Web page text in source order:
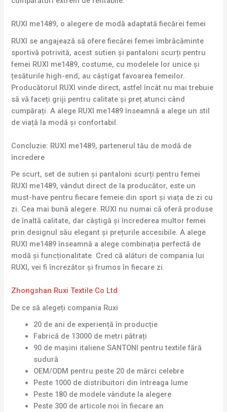
RUXI me1489, o alegere de modă adaptată fiecărei femei
RUXI se angajează să ofere fiecărei femei îmbrăcăminte
sportivă potrivită, acest sutien și pantaloni scurți pentru
femei RUXI me1489, costume, cu modelele lor unice și
țesăturile high-end, au câștigat favoarea femeilor.
Producătorul RUXI vinde direct, astfel încât nu mai trebuie
să vă faceți griji pentru calitate și preț atunci când
cumpărați. A alege RUXI me1489 înseamnă a alege un stil
de viață la modă și confortabil.
Concluzie: RUXI me1489, partenerul tău de modă de
încredere
Pe scurt, set de sutien și pantaloni scurți pentru femei
RUXI me1489, vândut direct de la producător, este un
must-have pentru fiecare femeie din sport și viața de zi cu
zi. Cea mai bună alegere. RUXI nu numai că oferă produse
de înaltă calitate, dar câștigă și încrederea multor femei
prin designul său elegant și prețurile accesibile. A alege
RUXI me1489 înseamnă a alege combinația perfectă de
modă și funcționalitate. Cred că alături de compania lui
RUXI, vei fi încrezător și frumos în fiecare zi.
Zhongshan Ruxi Textile Co Ltd
De ce să alegeți compania Ruxi
20 de ani de experiență în producție
Fabrică de 13000 de metri pătrați
90 de mașini italiene SANTONI pentru textile fără
sudură
OEM/ODM pentru peste 20 de mărci celebre
Peste 1000 de distribuitori din întreaga lume
Peste 180 de modele vândute la alegere
Peste 300 de articole noi în fiecare an